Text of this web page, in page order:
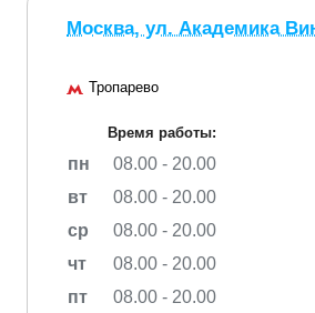
Москва, ул. Академика
Тропарево
Время работы:
пн
08.00 - 20.00
вт
08.00 - 20.00
ср
08.00 - 20.00
чт
08.00 - 20.00
пт
08.00 - 20.00